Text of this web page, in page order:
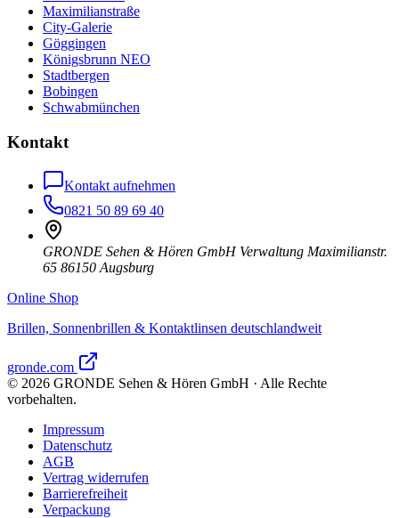
Maximilianstraße
City-Galerie
Göggingen
Königsbrunn NEO
Stadtbergen
Bobingen
Schwabmünchen
Kontakt
Kontakt aufnehmen
0821 50 89 69 40
GRONDE Sehen & Hören GmbH Verwaltung Maximilianstr.
65 86150 Augsburg
Online Shop
Brillen, Sonnenbrillen & Kontaktlinsen deutschlandweit
gronde.com
© 2026 GRONDE Sehen & Hören GmbH · Alle Rechte
vorbehalten.
Impressum
Datenschutz
AGB
Vertrag widerrufen
Barrierefreiheit
Verpackung